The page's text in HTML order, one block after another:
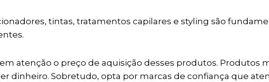
tintas, tratamentos capilares e styling são
atenção o preço de aquisição desses produtos. Produtos
dinheiro. Sobretudo, opta por marcas de confiança que